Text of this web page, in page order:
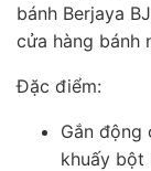
bánh Berjaya
cửa hàng bánh
Đặc điểm:
Gắn động
khuấy bột